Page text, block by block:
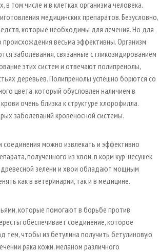
том числе и в клетках организма человека.
медицинских препаратов. Безусловно,
которые необходимы для лечения. Но для
весьма эффективны. Организм
заболевания, связанные с гликозидированием
этих систем и отвечают полипренолы,
деревьев. Полипренолы успешно борются со
цвета, который обусловлен наличием в
очень близка к структуре хлорофилла.
заболеваний кровеносной системы.
можно извлекать и эффективно
полученного из хвои, в корм кур-несушек
зелени и хвои обладают мощным
как в ветеринарии, так и в медицине.
которые помогают в борьбе против
обеспечивает соединение, которое
тем, чтобы из бетулина получить бетулиновую
рака кожи, меланом различного